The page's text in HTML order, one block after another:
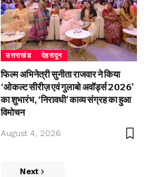
उत्तराखंड देहरादून
फिल्म अभिनेत्री सुनीता राजवार ने किया
‘ओकल्ट सीरीज़ एवं गुलाबो अवॉर्ड्स 2026’
का शुभारंभ, ‘निरावधी’ काव्य संग्रह का हुआ
विमोचन
August 4, 2026
Next